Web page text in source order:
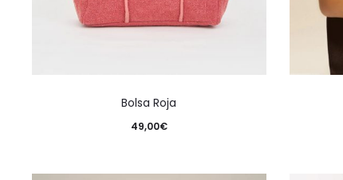
Bolsa Roja
49,00€